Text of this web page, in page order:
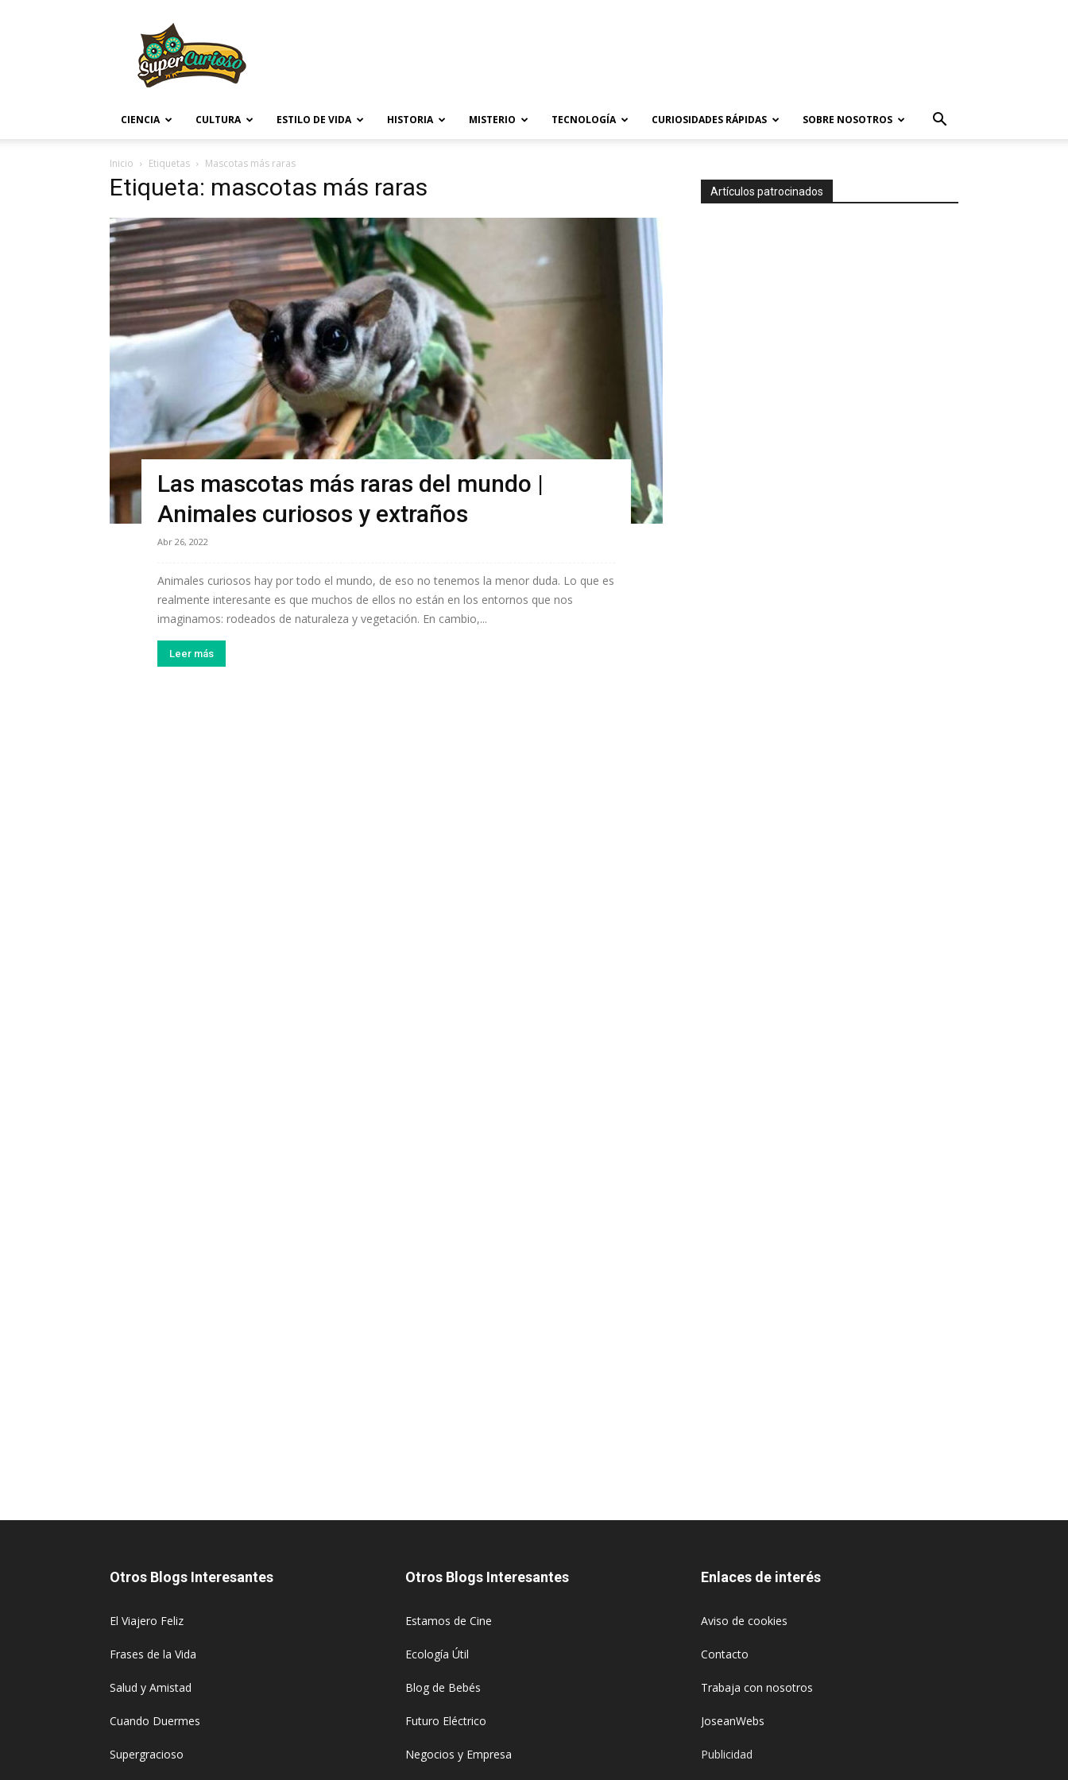
CIENCIA CULTURA ESTILO DE VIDA HISTORIA MISTERIO TECNOLOGÍA CURIOSIDADES RÁPIDAS SOBRE NOSOTROS
Inicio Etiquetas Mascotas más raras
Etiqueta: mascotas más raras
Las mascotas más raras del mundo |
Animales curiosos y extraños
Abr 26, 2022
Animales curiosos hay por todo el mundo, de eso no tenemos la menor duda. Lo que es
realmente interesante es que muchos de ellos no están en los entornos que nos
imaginamos: rodeados de naturaleza y vegetación. En cambio,...
Leer más
Artículos patrocinados
Otros Blogs Interesantes
El Viajero Feliz
Frases de la Vida
Salud y Amistad
Cuando Duermes
Supergracioso
Otros Blogs Interesantes
Estamos de Cine
Ecología Útil
Blog de Bebés
Futuro Eléctrico
Negocios y Empresa
Enlaces de interés
Aviso de cookies
Contacto
Trabaja con nosotros
JoseanWebs
Publicidad